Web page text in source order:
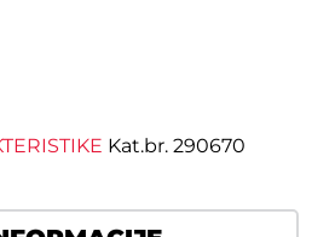
Kat.br. 290670